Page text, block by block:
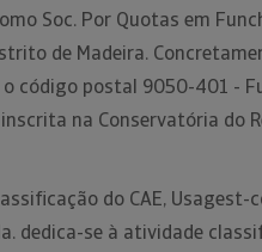
Soc. Por Quotas em
de Madeira.
o código postal 9050-401 -
na Conservatória do
do CAE,
dedica-se à atividade